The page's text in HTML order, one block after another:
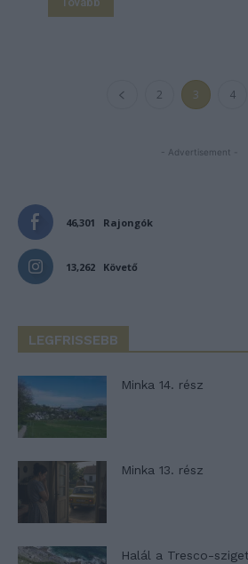
2 3 4
- Advertisement -
46,301 Rajongók
13,262 Követő
LEGFRISSEBB
Minka 14. rész
Minka 13. rész
Halál a Tresco-